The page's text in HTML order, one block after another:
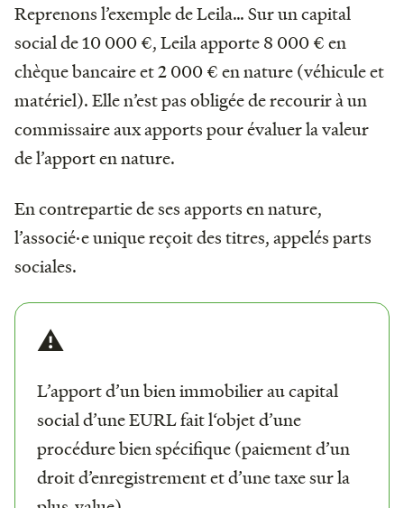
Reprenons l’exemple de Leila… Sur un capital
social de 10 000 €, Leila apporte 8 000 € en
chèque bancaire et 2 000 € en nature (véhicule et
matériel). Elle n’est pas obligée de recourir à un
commissaire aux apports pour évaluer la valeur
de l’apport en nature.
En contrepartie de ses apports en nature,
l’associé·e unique reçoit des titres, appelés parts
sociales.
⚠️
L’apport d’un bien immobilier au capital
social d’une EURL fait l‘objet d’une
procédure bien spécifique (paiement d’un
droit d’enregistrement et d’une taxe sur la